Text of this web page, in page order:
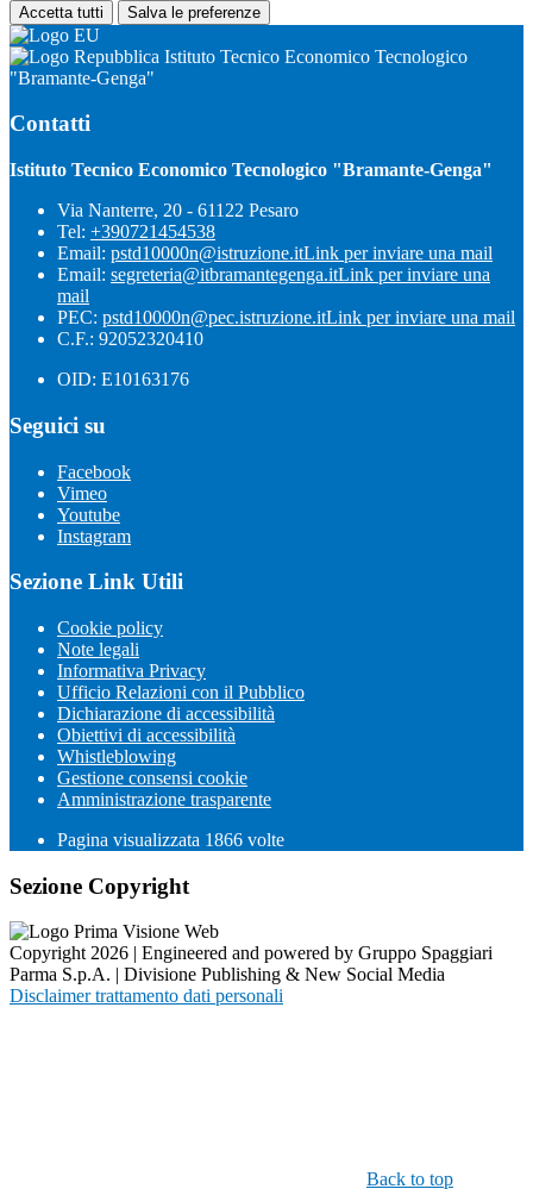
Accetta tutti Salva le preferenze
Istituto Tecnico Economico Tecnologico
"Bramante-Genga"
Contatti
Istituto Tecnico Economico Tecnologico "Bramante-Genga"
Via Nanterre, 20 - 61122 Pesaro
Tel: +390721454538
Email: pstd10000n@istruzione.itLink per inviare una mail
Email: segreteria@itbramantegenga.itLink per inviare una
mail
PEC: pstd10000n@pec.istruzione.itLink per inviare una mail
C.F.: 92052320410
OID: E10163176
Seguici su
Facebook
Vimeo
Youtube
Instagram
Sezione Link Utili
Cookie policy
Note legali
Informativa Privacy
Ufficio Relazioni con il Pubblico
Dichiarazione di accessibilità
Obiettivi di accessibilità
Whistleblowing
Gestione consensi cookie
Amministrazione trasparente
Pagina visualizzata 1866 volte
Sezione Copyright
Copyright 2026 | Engineered and powered by Gruppo Spaggiari
Parma S.p.A. | Divisione Publishing & New Social Media
Disclaimer trattamento dati personali
Back to top